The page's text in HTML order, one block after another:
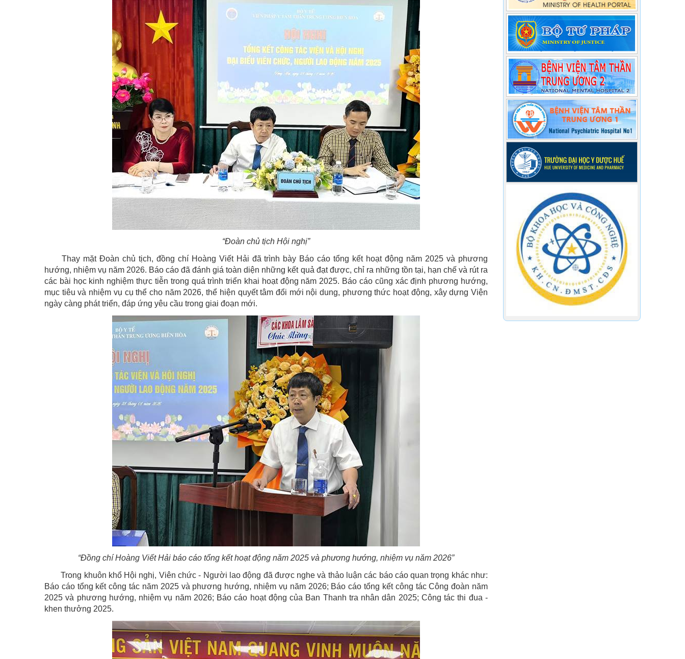
“Đoàn chủ tịch Hội nghị”
Thay mặt Đoàn chủ tịch, đồng chí Hoàng Viết Hải đã trình bày Báo cáo tổng kết hoạt động năm 2025 và phương
hướng, nhiệm vụ năm 2026. Báo cáo đã đánh giá toàn diện những kết quả đạt được, chỉ ra những tồn tại, hạn chế và rút ra
các bài học kinh nghiệm thực tiễn trong quá trình triển khai hoạt động năm 2025. Báo cáo cũng xác định phương hướng,
mục tiêu và nhiệm vụ cụ thể cho năm 2026, thể hiện quyết tâm đổi mới nội dung, phương thức hoạt động, xây dựng Viện
ngày càng phát triển, đáp ứng yêu cầu trong giai đoạn mới.
“Đồng chí Hoàng Viết Hải báo cáo tổng kết hoạt động năm 2025 và phương hướng, nhiệm vụ năm 2026”
Trong khuôn khổ Hội nghị, Viên chức - Người lao động đã được nghe và thảo luận các báo cáo quan trọng khác như:
Báo cáo tổng kết công tác năm 2025 và phương hướng, nhiệm vụ năm 2026; Báo cáo tổng kết công tác Công đoàn năm
2025 và phương hướng, nhiệm vụ năm 2026; Báo cáo hoạt động của Ban Thanh tra nhân dân 2025; Công tác thi đua -
khen thưởng 2025.